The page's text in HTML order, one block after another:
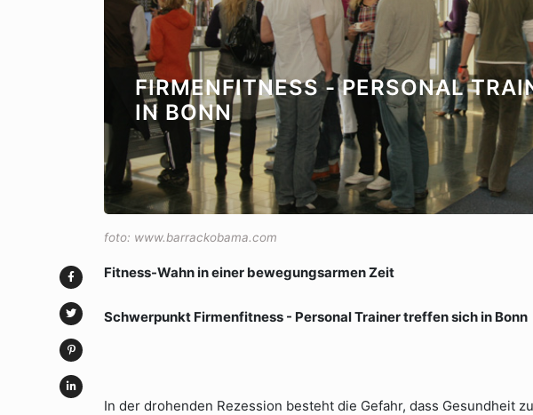
FIRMENFITNESS - PERSONAL
IN BONN
foto: www.barrackobama.com
Fitness-Wahn in einer bewegungsarmen Zeit
Schwerpunkt Firmenfitness - Personal Trainer treffen sich in Bonn
In der drohenden Rezession besteht die Gefahr, dass Gesundheit